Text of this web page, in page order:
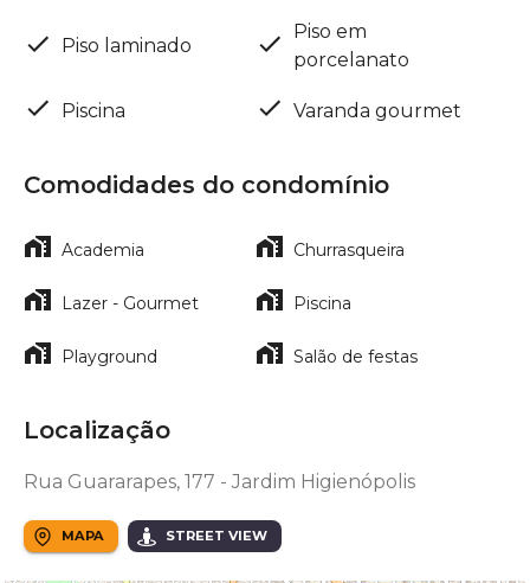
Piso laminado
Piso em
porcelanato
Piscina Varanda gourmet
Comodidades do condomínio
Academia Churrasqueira
Lazer - Gourmet Piscina
Playground Salão de festas
Localização
Rua Guararapes, 177 - Jardim Higienópolis
MAPA STREET VIEW